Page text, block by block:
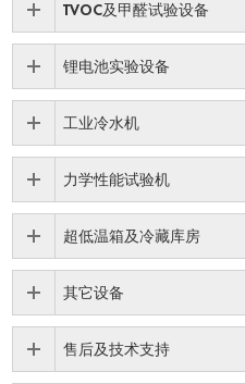
TVOC及甲醛试验设备
锂电池实验设备
工业冷水机
力学性能试验机
超低温箱及冷藏库房
其它设备
售后及技术支持